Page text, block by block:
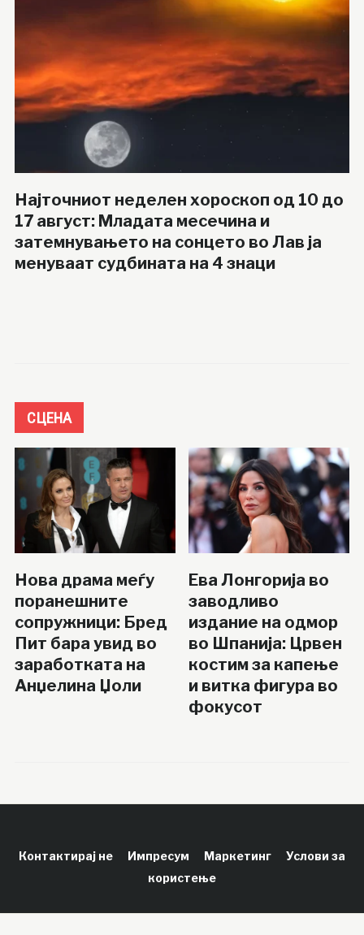
Најточниот неделен хороскоп од 10 до
17 август: Младата месечина и
затемнувањето на сонцето во Лав ја
менуваат судбината на 4 знаци
СЦЕНА
Нова драма меѓу
поранешните
сопружници: Бред
Пит бара увид во
заработката на
Анџелина Џоли
Ева Лонгорија во
заводливо
издание на одмор
во Шпанија: Црвен
костим за капење
и витка фигура во
фокусот
Контактирај не Импресум Маркетинг
Услови за
користење